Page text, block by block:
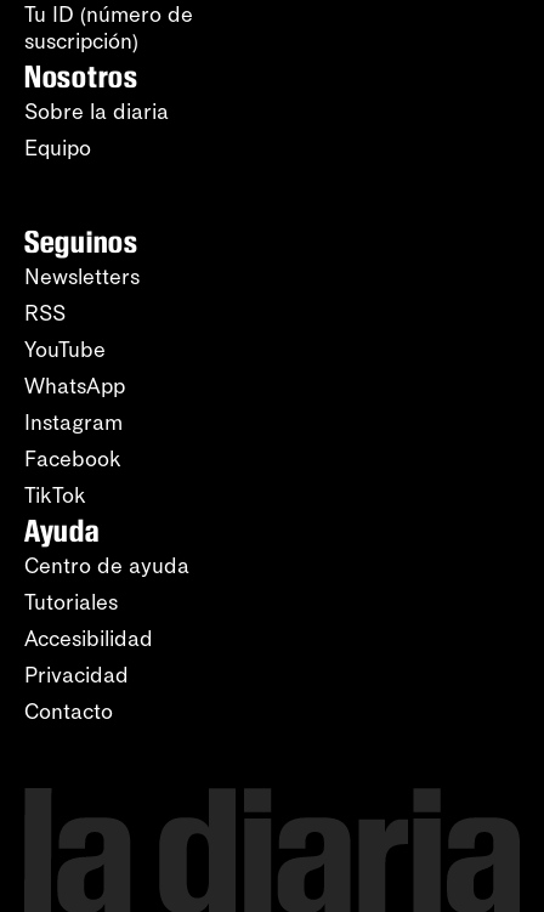
Tu ID (número de
suscripción)
Nosotros
Sobre la diaria
Equipo
Seguinos
Newsletters
RSS
YouTube
WhatsApp
Instagram
Facebook
TikTok
Ayuda
Centro de ayuda
Tutoriales
Accesibilidad
Privacidad
Contacto